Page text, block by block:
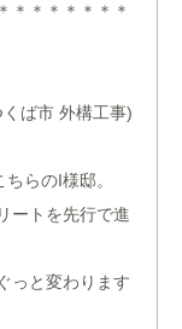
＊＊＊＊＊＊＊
ば市 外構工事)
らのI様邸。
ートを先行で進
っと変わります